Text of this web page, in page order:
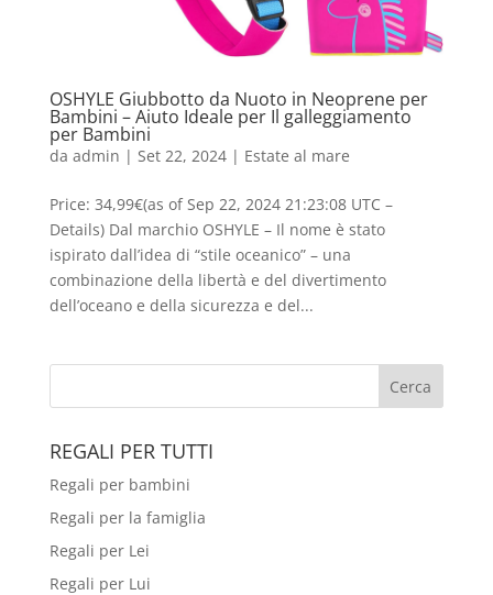
OSHYLE Giubbotto da Nuoto in Neoprene per
Bambini – Aiuto Ideale per Il galleggiamento
per Bambini
da admin | Set 22, 2024| Estate al mare
Price: 34,99€(as of Sep 22, 2024 21:23:08 UTC –
Details) Dal marchio OSHYLE – Il nome è stato
ispirato dall’idea di “stile oceanico” – una
combinazione della libertà e del divertimento
dell’oceano e della sicurezza e del...
REGALI PER TUTTI
Regali per bambini
Regali per la famiglia
Regali per Lei
Regali per Lui